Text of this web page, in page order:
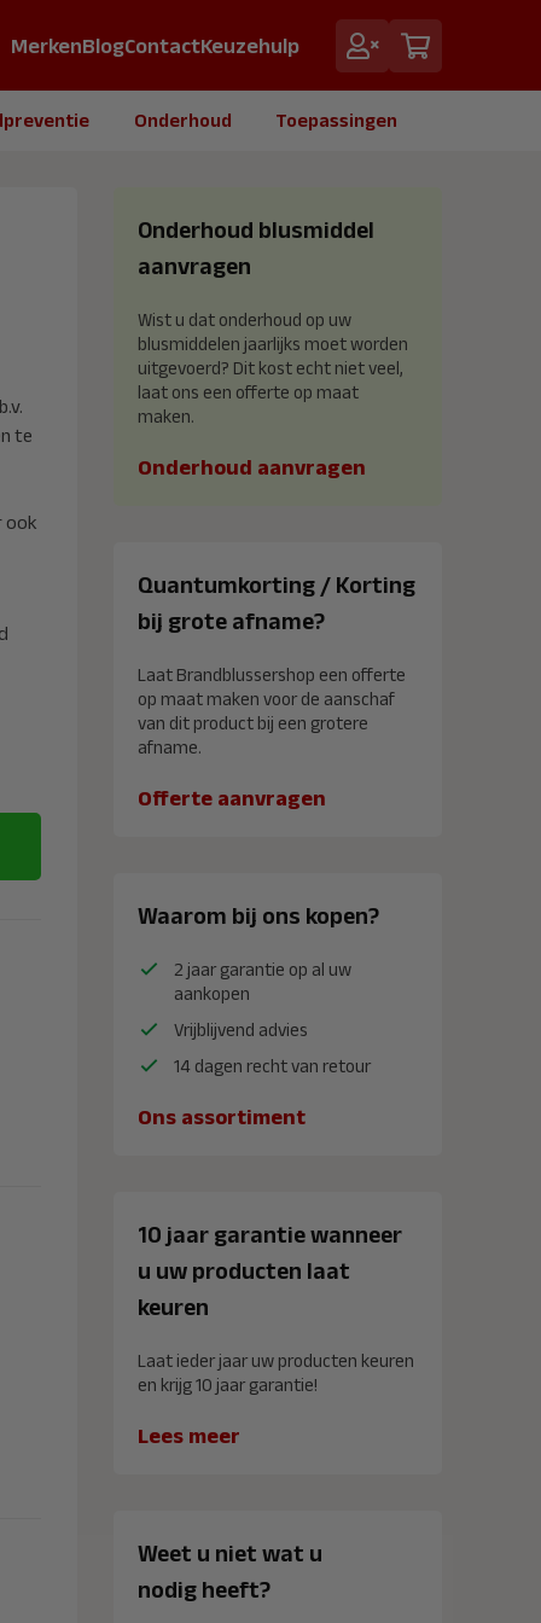
MerkenBlogContactKeuzehulp
Onderhoud Toepassingen
te
ook
Onderhoud blusmiddel
aanvragen
Wist u dat onderhoud op uw
blusmiddelen jaarlijks moet worden
uitgevoerd? Dit kost echt niet veel,
laat ons een offerte op maat
maken.
Onderhoud aanvragen
Quantumkorting / Korting
bij grote afname?
Laat Brandblussershop een offerte
op maat maken voor de aanschaf
van dit product bij een grotere
afname.
Offerte aanvragen
Waarom bij ons kopen?
2 jaar garantie op al uw
aankopen
Vrijblijvend advies
14 dagen recht van retour
Ons assortiment
10 jaar garantie wanneer
u uw producten laat
keuren
Laat ieder jaar uw producten keuren
en krijg 10 jaar garantie!
Lees meer
Weet u niet wat u
nodig heeft?